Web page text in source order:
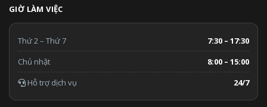
GIỜ LÀM VIỆC
Thứ 2 – Thứ 7
7:30 – 17:30
Chủ nhật
8:00 – 15:00
Hỗ trợ dịch vụ
24/7